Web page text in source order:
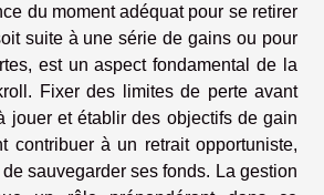
du moment adéquat pour se retirer
suite à une série de gains ou pour
est un aspect fondamental de la
Fixer des limites de perte avant
jouer et établir des objectifs de gain
contribuer à un retrait opportuniste,
sauvegarder ses fonds. La gestion